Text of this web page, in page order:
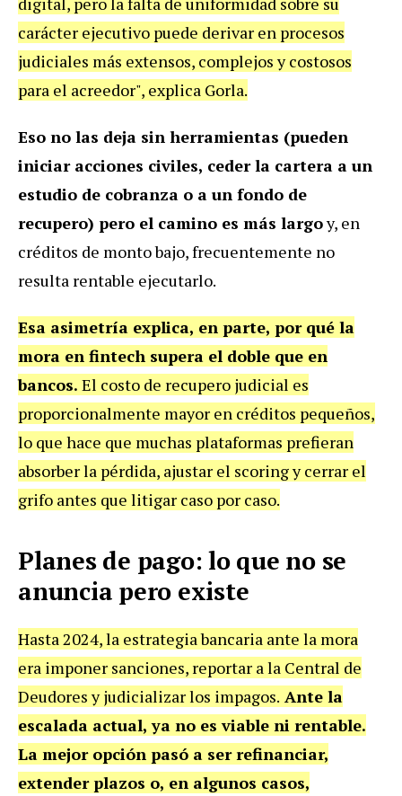
carácter ejecutivo puede derivar en procesos
judiciales más extensos, complejos y costosos
para el acreedor", explica Gorla.
Eso no las deja sin herramientas (pueden
iniciar acciones civiles, ceder la cartera a un
estudio de cobranza o a un fondo de
recupero) pero el camino es más largoy, en
créditos de monto bajo, frecuentemente no
resulta rentable ejecutarlo.
Esa asimetría explica, en parte, por qué la
mora en fintech supera el doble que en
bancos. El costo de recupero judicial es
proporcionalmente mayor en créditos pequeños,
lo que hace que muchas plataformas prefieran
absorber la pérdida, ajustar el scoring y cerrar el
grifo antes que litigar caso por caso.
Planes de pago: lo que no se
anuncia pero existe
Hasta 2024, la estrategia bancaria ante la mora
era imponer sanciones, reportar a la Central de
Deudores y judicializar los impagos. Ante la
escalada actual, ya no es viable ni rentable.
La mejor opción pasó a ser refinanciar,
extender plazos o, en algunos casos,